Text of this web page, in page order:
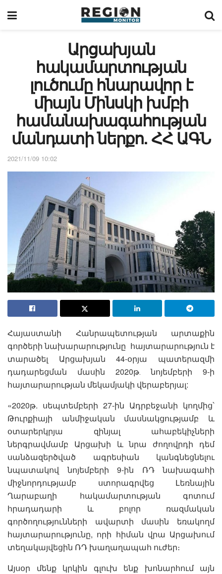
Արցախյան
հակամարտության
լուծումը հնարավոր է
միայն Մինսկի խմբի
համանախագահության
մանդատի ներքո. ՀՀ ԱԳՆ
2021/11/09 10:02
Հայաստանի Հանրապետության արտաքին
գործերի նախարարությունը հայտարարություն է
տարածել Արցախյան 44-օրյա պատերազմի
դադարեցման մասին 2020թ․ նոյեմբերի 9-ի
հայտարարության մեկամյակի վերաբերյալ:
«2020թ. սեպտեմբերի 27-ին Ադրբեջանի կողմից՝
Թուրքիայի անմիջական մասնակցությամբ և
օտարերկրյա զինյալ ահաբեկիչների
ներգրավմամբ Արցախի և նրա ժողովրդի դեմ
սանձազերծված ագրեսիան կանգնեցնելու
նպատակով նոյեմբերի 9-ին ՌԴ նախագահի
միջնորդությամբ ստորագրվեց Լեռնային
Ղարաբաղի հակամարտության գոտում
հրադադարի և բոլոր ռազմական
գործողությունների ավարտի մասին եռակողմ
հայտարարությունը, որի հիման վրա Արցախում
տեղակայվեցին ՌԴ խաղաղապահ ուժեր։
Այսօր մենք կրկին գլուխ ենք խոնարհում այն